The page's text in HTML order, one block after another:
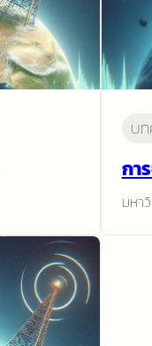
บ
กา
มหา